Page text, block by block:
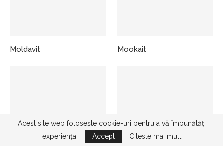
Moldavit Mookait
Muscovit
Acest site web folosește cookie-uri pentru a vă îmbunătăți
experiența.
Accept Citeste mai mult